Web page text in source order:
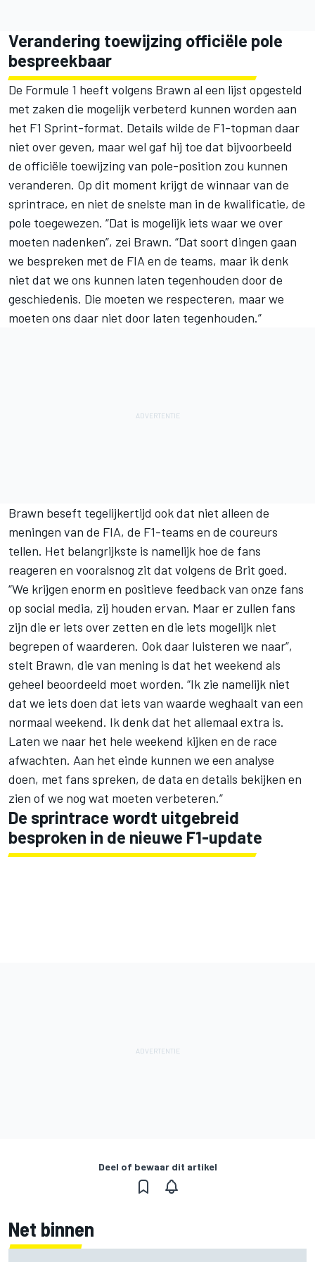
Verandering toewijzing officiële pole
bespreekbaar
De Formule 1 heeft volgens Brawn al een lijst opgesteld
met zaken die mogelijk verbeterd kunnen worden aan
het F1 Sprint-format. Details wilde de F1-topman daar
niet over geven, maar wel gaf hij toe dat bijvoorbeeld
de officiële toewijzing van pole-position zou kunnen
veranderen. Op dit moment krijgt de winnaar van de
sprintrace, en niet de snelste man in de kwalificatie, de
pole toegewezen. “Dat is mogelijk iets waar we over
moeten nadenken”, zei Brawn. “Dat soort dingen gaan
we bespreken met de FIA en de teams, maar ik denk
niet dat we ons kunnen laten tegenhouden door de
geschiedenis. Die moeten we respecteren, maar we
moeten ons daar niet door laten tegenhouden.”
Brawn beseft tegelijkertijd ook dat niet alleen de
meningen van de FIA, de F1-teams en de coureurs
tellen. Het belangrijkste is namelijk hoe de fans
reageren en vooralsnog zit dat volgens de Brit goed.
“We krijgen enorm en positieve feedback van onze fans
op social media, zij houden ervan. Maar er zullen fans
zijn die er iets over zetten en die iets mogelijk niet
begrepen of waarderen. Ook daar luisteren we naar”,
stelt Brawn, die van mening is dat het weekend als
geheel beoordeeld moet worden. “Ik zie namelijk niet
dat we iets doen dat iets van waarde weghaalt van een
normaal weekend. Ik denk dat het allemaal extra is.
Laten we naar het hele weekend kijken en de race
afwachten. Aan het einde kunnen we een analyse
doen, met fans spreken, de data en details bekijken en
zien of we nog wat moeten verbeteren.”
De sprintrace wordt uitgebreid
besproken in de nieuwe F1-update
Deel of bewaar dit artikel
Net binnen